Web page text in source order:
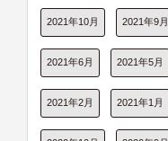
2021年10月 2021年9月
2021年6月 2021年5月
2021年2月 2021年1月